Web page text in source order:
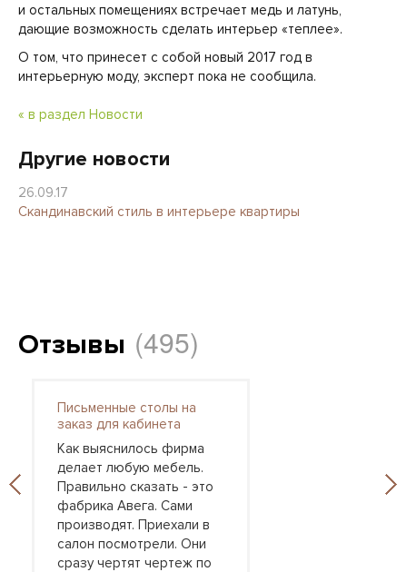
и остальных помещениях встречает медь и латунь,
дающие возможность сделать интерьер «теплее».
О том, что принесет с собой новый 2017 год в
интерьерную моду, эксперт пока не сообщила.
« в раздел Новости
Другие новости
26.09.17
Скандинавский стиль в интерьере квартиры
Отзывы (495)
Письменные столы на
заказ для кабинета
Как выяснилось фирма
делает любую мебель.
Правильно сказать - это
фабрика Авега. Сами
производят. Приехали в
салон посмотрели. Они
сразу чертят чертеж по